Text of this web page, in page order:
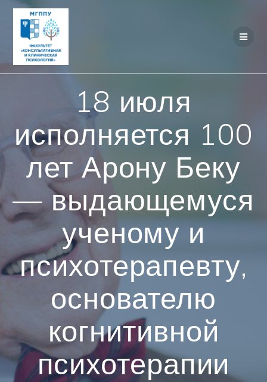
18 июля
исполняется 100
лет Арону Беку
— выдающемуся
ученому и
психотерапевту,
основателю
когнитивной
психотерапии